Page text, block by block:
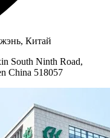
Китай
South Ninth Road,
China 518057